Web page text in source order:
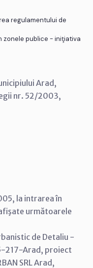
regulamentului de
zonele publice - iniţiativa
Arad,
nr. 52/2003,
la intrarea în
următoarele
de Detaliu -
217-Arad, proiect
SRL Arad,